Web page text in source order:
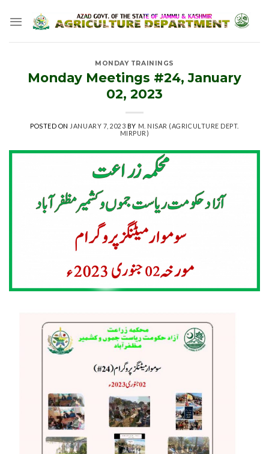
MONDAY TRAININGS
Monday Meetings #24, January
02, 2023
POSTED ON JANUARY 7, 2023 BY M. NISAR (AGRICULTURE DEPT.
MIRPUR)